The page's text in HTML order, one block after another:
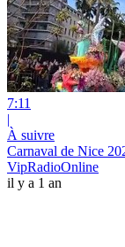
7:11
|
À suivre
Carnaval de Nice
VipRadioOnline
il y a 1 an